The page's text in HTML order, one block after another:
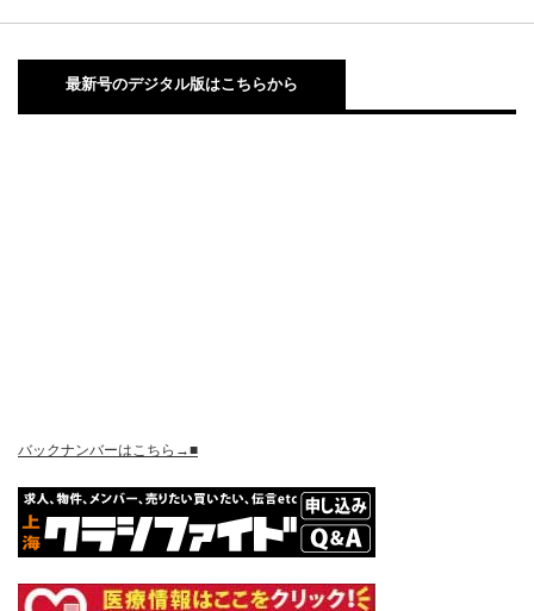
最新号のデジタル版はこちらから
バックナンバーはこちら→■